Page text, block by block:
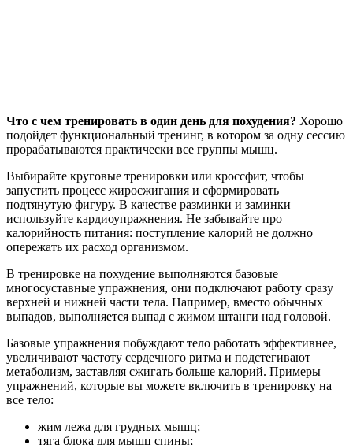
Что с чем тренировать в один день для похудения? Хорошо
подойдет функциональный тренинг, в котором за одну сессию
прорабатываются практически все группы мышц.
Выбирайте круговые тренировки или кроссфит, чтобы
запустить процесс жиросжигания и сформировать
подтянутую фигуру. В качестве разминки и заминки
используйте кардиоупражнения. Не забывайте про
калорийность питания: поступление калорий не должно
опережать их расход организмом.
В тренировке на похудение выполняются базовые
многосуставные упражнения, они подключают работу сразу
верхней и нижней части тела. Например, вместо обычных
выпадов, выполняется выпад с жимом штанги над головой.
Базовые упражнения побуждают тело работать эффективнее,
увеличивают частоту сердечного ритма и подстегивают
метаболизм, заставляя сжигать больше калорий. Примеры
упражнений, которые вы можете включить в тренировку на
все тело:
жим лежа для грудных мышц;
тяга блока для мышц спины;